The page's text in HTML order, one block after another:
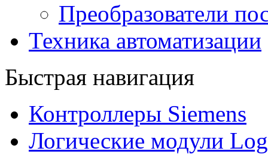
Преобразователи
Техника автоматизации
Быстрая навигация
Контроллеры Siemens
Логические модули